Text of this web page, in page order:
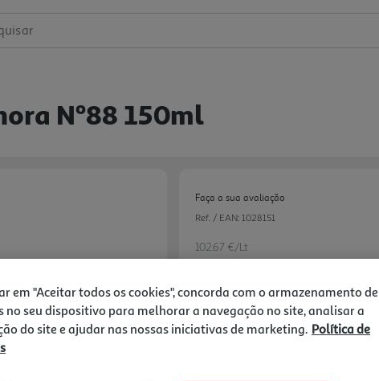
Nº88 150ml
Faça a sua avaliação
Ref. / EAN: 1028151
102.67 €/Lt
15,40 €
em "Aceitar todos os cookies", concorda com o armazenamento de
no seu dispositivo para melhorar a navegação no site, analisar a
do site e ajudar nas nossas iniciativas de marketing. Política de